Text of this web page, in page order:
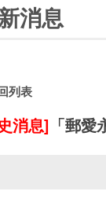
消息
列表
消息] 「郵